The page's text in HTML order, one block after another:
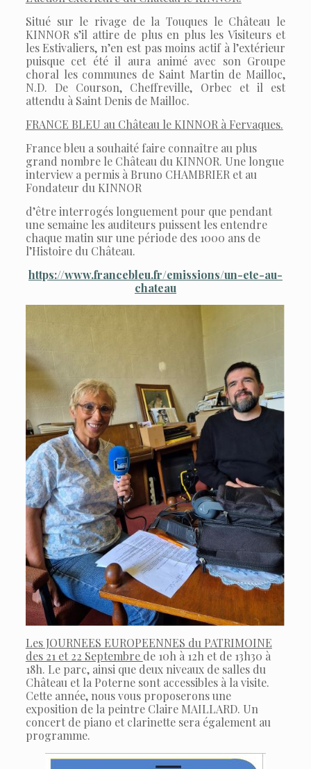
Situé sur le rivage de la Touques le Château le
KINNOR s’il attire de plus en plus les Visiteurs et
les Estivaliers, n’en est pas moins actif à l’extérieur
puisque cet été il aura animé avec son Groupe
choral les communes de Saint Martin de Mailloc,
N.D. De Courson, Cheffreville, Orbec et il est
attendu à Saint Denis de Mailloc.
FRANCE BLEU au Château le KINNOR à Fervaques.
France bleu a souhaité faire connaître au plus
grand nombre le Château du KINNOR. Une longue
interview a permis à Bruno CHAMBRIER et au
Fondateur du KINNOR
d’être interrogés longuement pour que pendant
une semaine les auditeurs puissent les entendre
chaque matin sur une période des 1000 ans de
l’Histoire du Château.
https://www.francebleu.fr/emissions/un-ete-au-
chateau
Les JOURNEES EUROPEENNES du PATRIMOINE
des 21 et 22 Septembre de 10h à 12h et de 13h30 à
18h. Le parc, ainsi que deux niveaux de salles du
Château et la Poterne sont accessibles à la visite.
Cette année, nous vous proposerons une
exposition de la peintre Claire MAILLARD. Un
concert de piano et clarinette sera également au
programme.